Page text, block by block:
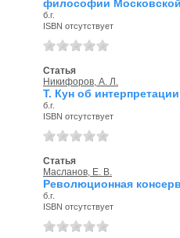
философии
б.г.
ISBN отсутствует
Статья
Никифоров, А. Л.
Т. Кун об
б.г.
ISBN отсутствует
Статья
Масланов, Е. В.
Революционная
б.г.
ISBN отсутствует